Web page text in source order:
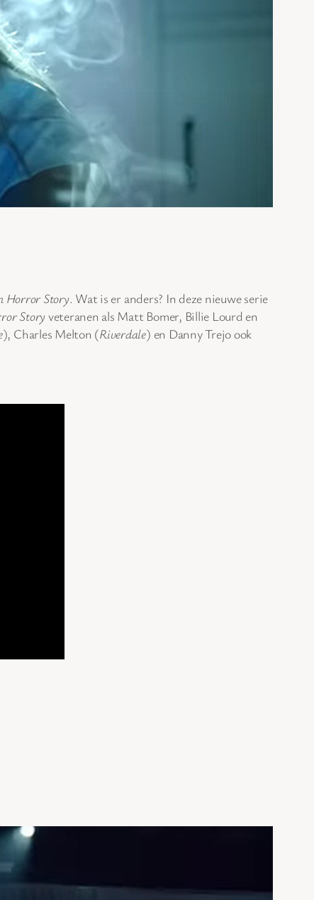
Horror Story. Wat is er anders? In deze nieuwe serie
Story veteranen als Matt Bomer, Billie Lourd en
), Charles Melton (Riverdale) en Danny Trejo ook